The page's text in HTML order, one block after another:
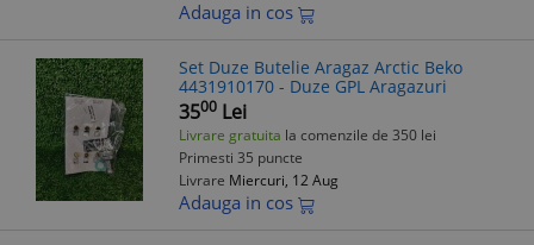
Adauga in cos
Set Duze Butelie Aragaz Arctic Beko
4431910170 - Duze GPL Aragazuri
3500 Lei
Livrare gratuita la comenzile de 350 lei
Primesti 35 puncte
Livrare Miercuri, 12 Aug
Adauga in cos